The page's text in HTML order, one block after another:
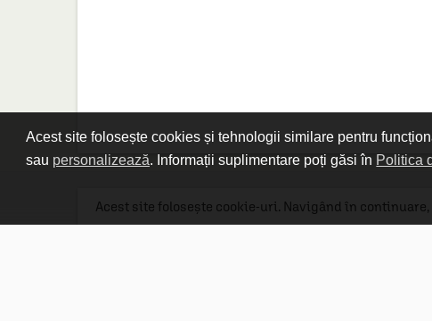
Acest site folosește cookies și tehnologii similare pentru
sau personalizează. Informații suplimentare poți găsi în Politica
Linkuri utile 
Acest site folosește cookie-uri. Navigând în